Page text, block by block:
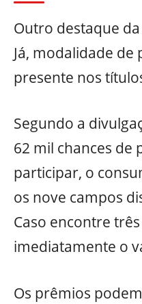
Outro destaque
Já, modalidade
presente nos
Segundo a
62 mil chances de
participar, o
os nove campos
Caso encontre
imediatamente o
Os prêmios